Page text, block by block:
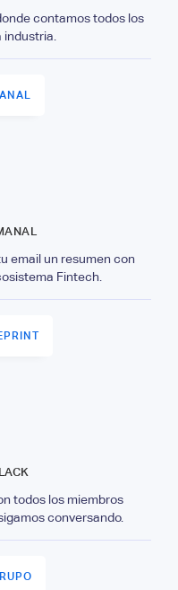
contamos todos los
email un resumen con
Fintech.
todos los miembros
conversando.